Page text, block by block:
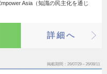
Asia（知識の民主化を通じ
詳細へ
掲載期間 26/07/29～26/08/11